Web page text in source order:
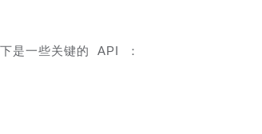
是一些关键的 API ：